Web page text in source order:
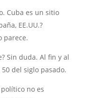
Cuba es un sitio
EE.UU.?
parece.
Sin duda. Al fin y al
del siglo pasado.
no es